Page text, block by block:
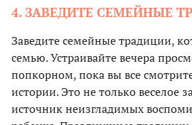
4. ЗАВЕДИТЕ СЕМЕЙНЫЕ
Заведите семейные традиции,
семью. Устраивайте вечера
попкорном, пока вы все
истории. Это не только веселое
источник неизгладимых